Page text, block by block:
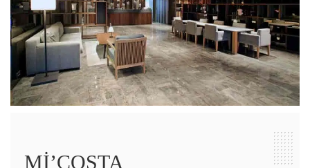
Mİ’COSTA